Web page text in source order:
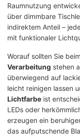
Raumnutzung
über dimmbare
indirektem Anteil –
mit funktionaler
Worauf sollten Sie
Verarbeitung stehen
überwiegend auf
leicht reinigen lassen
Lichtfarbe ist
LEDs oder
erzeugen ein
das aufputschende